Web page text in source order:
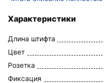
Характеристики
Длина штифта
Цвет
Розетка
Фиксация